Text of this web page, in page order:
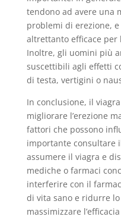
tendono ad avere una
problemi di erezione,
altrettanto efficace per
Inoltre, gli uomini più
suscettibili agli effetti
di testa, vertigini o
In conclusione, il
migliorare l’erezione
fattori che possono
importante consultare
assumere il viagra e
mediche o farmaci
interferire con il
di vita sano e ridurre
massimizzare